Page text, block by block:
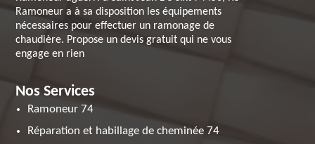
Ramoneur a à sa disposition les équipements
nécessaires pour effectuer un ramonage de
chaudière. Propose un devis gratuit qui ne vous
engage en rien
Nos Services
Ramoneur 74
Réparation et habillage de cheminée 74